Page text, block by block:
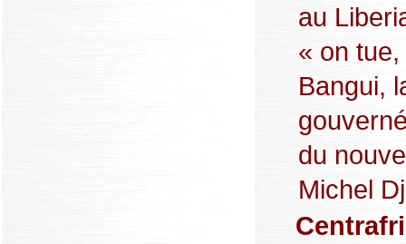
au
« on
Bangui,
du
Michel